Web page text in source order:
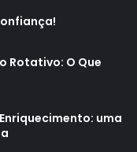
Rotativo: O Que
uma